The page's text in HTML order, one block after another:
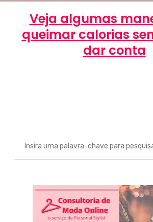
Veja algumas
queimar calorias
dar conta